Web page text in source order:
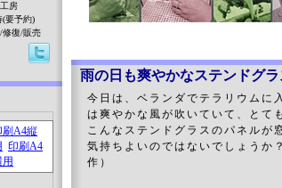
雨の日も爽やかなステンドグ
今日は、ベランダでテラリウムに
は爽やかな風が吹いていて、とて
こんなステンドグラスのパネルが
気持ちよいのではないでしょうか
作）
房
(要予約)
修復/販売